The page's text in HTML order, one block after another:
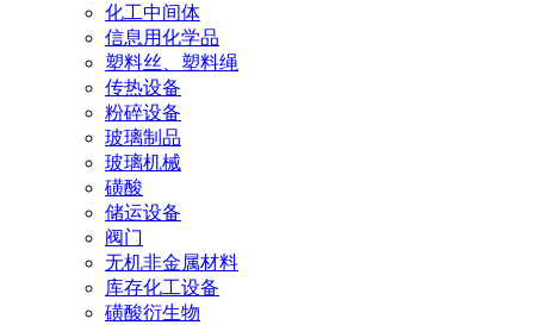
化工中间体
信息用化学品
塑料丝、塑料绳
传热设备
粉碎设备
玻璃制品
玻璃机械
磺酸
储运设备
阀门
无机非金属材料
库存化工设备
磺酸衍生物